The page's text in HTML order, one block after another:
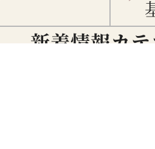
新着情報カ